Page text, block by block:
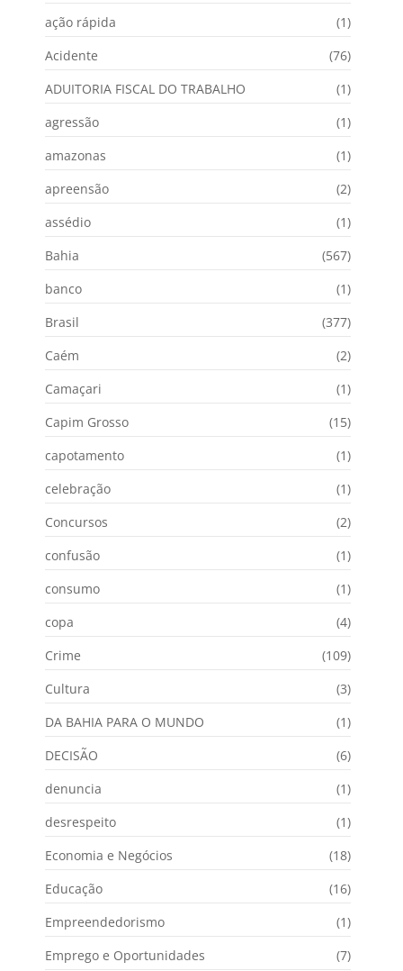
ação rápida
(1)
Acidente
(76)
ADUITORIA FISCAL DO TRABALHO
(1)
agressão
(1)
amazonas
(1)
apreensão
(2)
assédio
(1)
Bahia
(567)
banco
(1)
Brasil
(377)
Caém
(2)
Camaçari
(1)
Capim Grosso
(15)
capotamento
(1)
celebração
(1)
Concursos
(2)
confusão
(1)
consumo
(1)
copa
(4)
Crime
(109)
Cultura
(3)
DA BAHIA PARA O MUNDO
(1)
DECISÃO
(6)
denuncia
(1)
desrespeito
(1)
Economia e Negócios
(18)
Educação
(16)
Empreendedorismo
(1)
Emprego e Oportunidades
(7)